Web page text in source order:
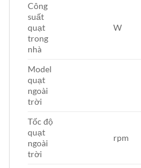
Công
suất
quạt
trong
nhà
W
Model
quạt
ngoài
trời
Tốc độ
quạt
ngoài
trời
rpm